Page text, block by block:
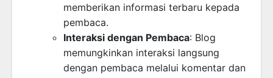
memberikan informasi terbaru kepada
pembaca.
Interaksi dengan Pembaca: Blog
memungkinkan interaksi langsung
dengan pembaca melalui komentar dan